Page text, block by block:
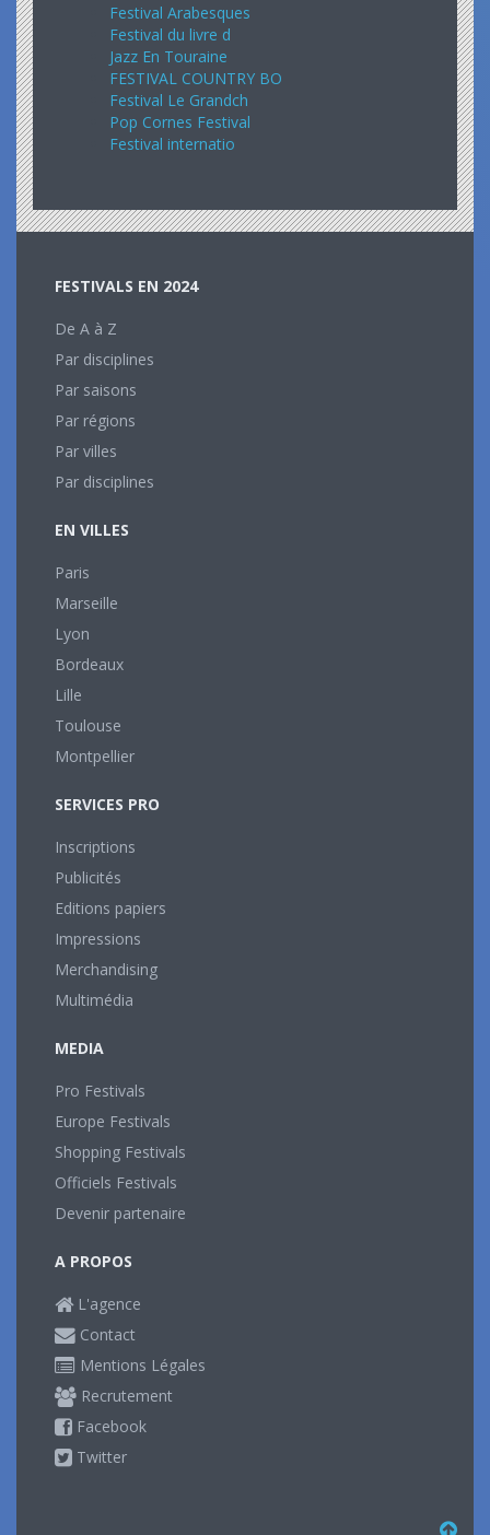
Festival Arabesques
Festival du livre d
Jazz En Touraine
FESTIVAL COUNTRY BO
Festival Le Grandch
Pop Cornes Festival
Festival internatio
FESTIVALS EN 2024
De A à Z
Par disciplines
Par saisons
Par régions
Par villes
Par disciplines
EN VILLES
Paris
Marseille
Lyon
Bordeaux
Lille
Toulouse
Montpellier
SERVICES PRO
Inscriptions
Publicités
Editions papiers
Impressions
Merchandising
Multimédia
MEDIA
Pro Festivals
Europe Festivals
Shopping Festivals
Officiels Festivals
Devenir partenaire
A PROPOS
L'agence
Contact
Mentions Légales
Recrutement
Facebook
Twitter